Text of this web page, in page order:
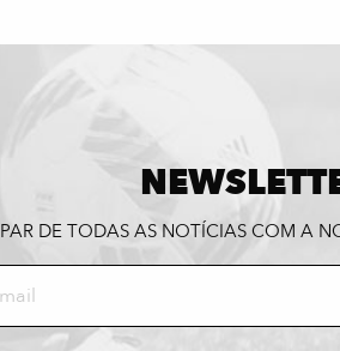
DE TODAS AS NOTÍCIAS COM A